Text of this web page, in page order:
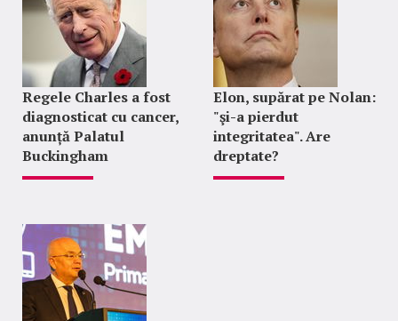
Regele Charles a fost
diagnosticat cu cancer,
anunță Palatul
Buckingham
Elon, supărat pe Nolan:
"şi-a pierdut
integritatea". Are
dreptate?